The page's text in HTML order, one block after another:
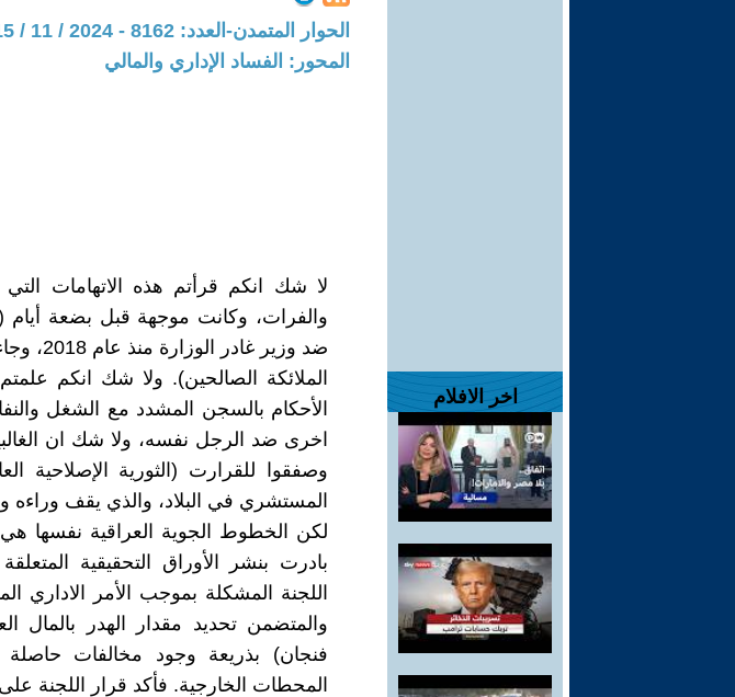
اخر الافلام
الحوار المتمدن-العدد: 8162 - 2024 / 11 / 15 - 10:07
المحور: الفساد الإداري والمالي
لا شك انكم قرأتم هذه الاتهامات التي
ضد وزير
الملائكة الصالحين). ولا شك انكم
اخرى ضد الرجل نفسه، ولا شك ان
وصفقوا للقرارت (الثورية الإصلاحية
المستشري في البلاد، والذي يقف
لكن الخطوط الجوية العراقية نفسها
بادرت بنشر الأوراق التحقيقية
والمتضمن تحديد مقدار الهدر
فنجان) بذريعة وجود مخالفات
المحطات الخارجية. فأكد قرار اللجنة